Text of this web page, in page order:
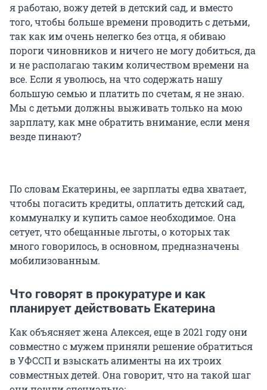
я работаю, вожу детей в детский сад, и вместо
того, чтобы больше времени проводить с детьми,
так как им очень нелегко без отца, я обиваю
пороги чиновников и ничего не могу добиться, да
и не располагаю таким количеством времени на
все. Если я уволюсь, на что содержать нашу
большую семью и платить по счетам, я не знаю.
Мы с детьми должны выживать только на мою
зарплату, как мне обратить внимание, если меня
везде пинают?
По словам Екатерины, ее зарплаты едва хватает,
чтобы погасить кредиты, оплатить детский сад,
коммуналку и купить самое необходимое. Она
сетует, что обещанные льготы, о которых так
много говорилось, в основном, предназначены
мобилизованным.
Что говорят в прокуратуре и как
планирует действовать Екатерина
Как объясняет жена Алексея, еще в 2021 году они
совместно с мужем приняли решение обратиться
в УФССП и взыскать алименты на их троих
совместных детей. Она говорит, что на такой шаг